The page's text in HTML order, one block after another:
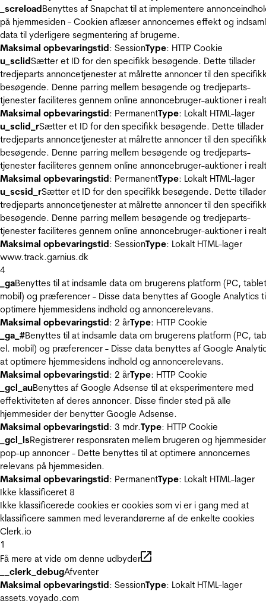
_screloadBenyttes af Snapchat til at implementere
på hjemmesiden - Cookien aflæser annoncernes effekt og
data til yderligere segmentering af brugerne.
Maksimal opbevaringstid: SessionType: HTTP Cookie
u_sclidSætter et ID for den specifikk besøgende. Dette tillader
tredjeparts annoncetjenester at målrette annoncer til den
besøgende. Denne parring mellem besøgende og tredjeparts-
tjenester faciliteres gennem online annoncebruger-auktioner i
Maksimal opbevaringstid: PermanentType: Lokalt HTML-lager
u_sclid_rSætter et ID for den specifikk besøgende. Dette tillader
tredjeparts annoncetjenester at målrette annoncer til den
besøgende. Denne parring mellem besøgende og tredjeparts-
tjenester faciliteres gennem online annoncebruger-auktioner i
Maksimal opbevaringstid: PermanentType: Lokalt HTML-lager
u_scsid_rSætter et ID for den specifikk besøgende. Dette tillader
tredjeparts annoncetjenester at målrette annoncer til den
besøgende. Denne parring mellem besøgende og tredjeparts-
tjenester faciliteres gennem online annoncebruger-auktioner i
Maksimal opbevaringstid: SessionType: Lokalt HTML-lager
www.track.garnius.dk
4
_gaBenyttes til at indsamle data om brugerens platform (PC,
mobil) og præferencer - Disse data benyttes af Google Analytics
optimere hjemmesidens indhold og annoncerelevans.
Maksimal opbevaringstid: 2 årType: HTTP Cookie
_ga_#Benyttes til at indsamle data om brugerens platform (PC,
el. mobil) og præferencer - Disse data benyttes af Google
at optimere hjemmesidens indhold og annoncerelevans.
Maksimal opbevaringstid: 2 årType: HTTP Cookie
_gcl_auBenyttes af Google Adsense til at eksperimentere med
effektiviteten af deres annoncer. Disse finder sted på alle
hjemmesider der benytter Google Adsense.
Maksimal opbevaringstid: 3 mdr.Type: HTTP Cookie
_gcl_lsRegistrerer responsraten mellem brugeren og
pop-up annoncer - Dette benyttes til at optimere annoncernes
relevans på hjemmesiden.
Maksimal opbevaringstid: PermanentType: Lokalt HTML-lager
Ikke klassificeret 8
Ikke klassificerede cookies er cookies som vi er i gang med at
klassificere sammen med leverandørerne af de enkelte cookies
Clerk.io
1
Få mere at vide om denne udbyder
__clerk_debugAfventer
Maksimal opbevaringstid: SessionType: Lokalt HTML-lager
assets.voyado.com